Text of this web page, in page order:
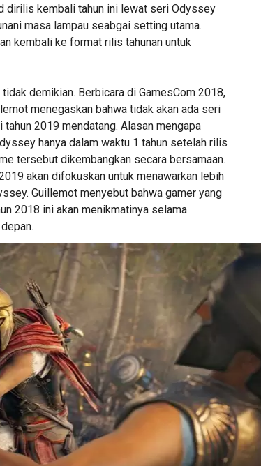
dirilis kembali tahun ini lewat seri Odyssey
masa lampau seabgai setting utama.
kembali ke format rilis tahunan untuk
tidak demikian. Berbicara di GamesCom 2018,
menegaskan bahwa tidak akan ada seri
tahun 2019 mendatang. Alasan mengapa
hanya dalam waktu 1 tahun setelah rilis
tersebut dikembangkan secara bersamaan.
akan difokuskan untuk menawarkan lebih
Guillemot menyebut bahwa gamer yang
2018 ini akan menikmatinya selama